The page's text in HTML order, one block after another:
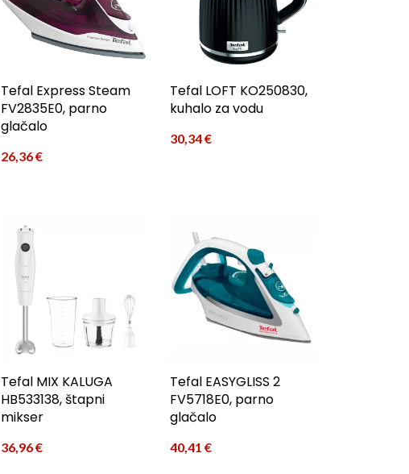
Tefal Express Steam
FV2835E0, parno
glačalo
26,36€
Tefal LOFT KO250830,
kuhalo za vodu
30,34€
Tefal MIX KALUGA
HB533138, štapni
mikser
36,96€
Tefal EASYGLISS 2
FV5718E0, parno
glačalo
40,41 €